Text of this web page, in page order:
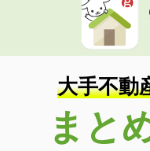
大手不動
まと